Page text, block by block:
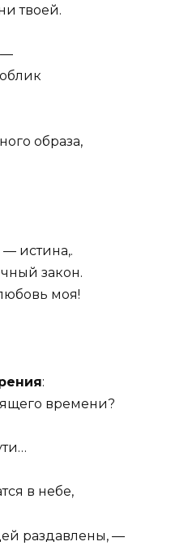
твоей.
—
обpаза,
— истина,.
закон.
моя!
:
времени?
в небе,
раздавлены, —